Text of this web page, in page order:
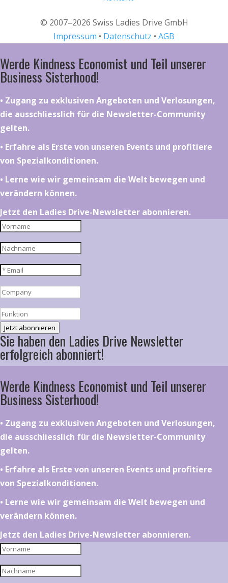
© 2007–2026 Swiss Ladies Drive GmbH
Impressum • Datenschutz • AGB
Werde Kindness Economist und Teil unserer
Business Sisterhood!
•⁠ ⁠⁠Zugang zu exklusiven Angeboten und Verlosungen,
die ausschliesslich für die Newsletter-Community
gelten.
•⁠ ⁠⁠Erfahre als Erste von unseren Events und profitiere
von Spezialkonditionen.
•⁠ ⁠⁠Lerne wie wir gemeinsam die Welt bewegen und
verändern können.
Jetzt den Ladies Drive-Newsletter abonnieren.
Jetzt abonnieren
Sie haben den Ladies Drive Newsletter
erfolgreich abonniert!
Werde Kindness Economist und Teil unserer
Business Sisterhood!
•⁠ ⁠⁠Zugang zu exklusiven Angeboten und Verlosungen,
die ausschliesslich für die Newsletter-Community
gelten.
•⁠ ⁠⁠Erfahre als Erste von unseren Events und profitiere
von Spezialkonditionen.
•⁠ ⁠⁠Lerne wie wir gemeinsam die Welt bewegen und
verändern können.
Jetzt den Ladies Drive-Newsletter abonnieren.